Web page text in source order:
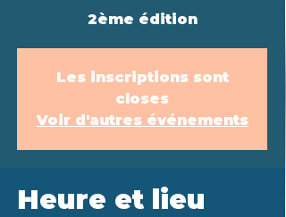
2ème édition
Les inscriptions sont
closes
Voir d'autres événements
Heure et lieu